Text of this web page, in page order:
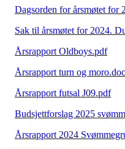
Dagsorden for årsmøtet for
Sak til årsmøtet for 2024.
Årsrapport Oldboys.pdf
Årsrapport turn og
Årsrapport futsal J09.pdf
Budsjettforslag 2025
Årsrapport 2024